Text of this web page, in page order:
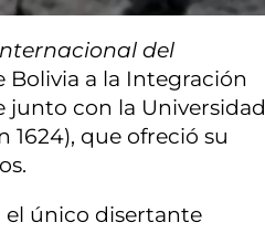
del
Bolivia a la Integración
junto con la Universidad
1624), que ofreció su
el único disertante